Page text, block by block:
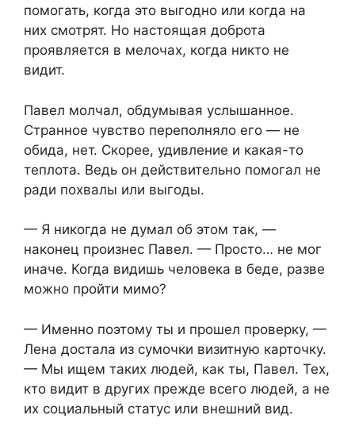
помогать, когда это выгодно или когда на
них смотрят. Но настоящая доброта
проявляется в мелочах, когда никто не
видит.
Павел молчал, обдумывая услышанное.
Странное чувство переполняло его — не
обида, нет. Скорее, удивление и какая-то
теплота. Ведь он действительно помогал не
ради похвалы или выгоды.
— Я никогда не думал об этом так, —
наконец произнес Павел. — Просто… не мог
иначе. Когда видишь человека в беде, разве
можно пройти мимо?
— Именно поэтому ты и прошел проверку, —
Лена достала из сумочки визитную карточку.
— Мы ищем таких людей, как ты, Павел. Тех,
кто видит в других прежде всего людей, а не
их социальный статус или внешний вид.